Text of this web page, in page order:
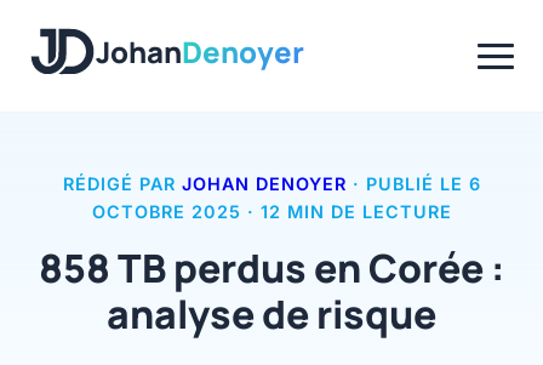
JohanDenoyer
RÉDIGÉ PAR JOHAN DENOYER · PUBLIÉ LE 6
OCTOBRE 2025 · 12 MIN DE LECTURE
858 TB perdus en Corée :
analyse de risque